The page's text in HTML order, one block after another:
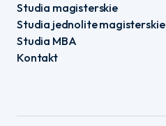
Studia magisterskie
Studia jednolite magisterskie
Studia MBA
Kontakt